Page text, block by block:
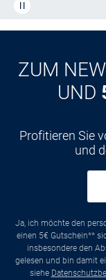
ZUM
UND
Profitieren Sie
und
Ja, ich möchte den
einen 5€ Gutschein**
insbesondere den
gelesen und bin damit
siehe